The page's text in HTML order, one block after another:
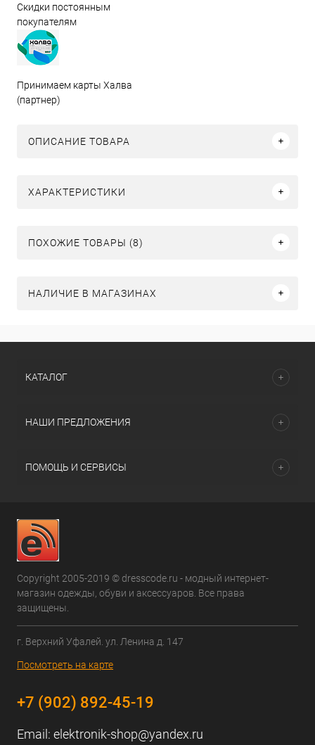
Скидки постоянным
покупателям
Принимаем карты Халва
(партнер)
ОПИСАНИЕ ТОВАРА
ХАРАКТЕРИСТИКИ
ПОХОЖИЕ ТОВАРЫ (8)
НАЛИЧИЕ В МАГАЗИНАХ
КАТАЛОГ
НАШИ ПРЕДЛОЖЕНИЯ
ПОМОЩЬ И СЕРВИСЫ
Copyright 2005-2019 © dresscode.ru - модный интернет-
магазин одежды, обуви и аксессуаров. Все права
защищены.
г. Верхний Уфалей. ул. Ленина д. 147
Посмотреть на карте
+7 (902) 892-45-19
Email: elektronik-shop@yandex.ru